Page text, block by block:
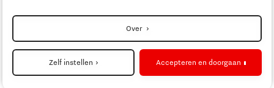
Over
Zelf instellen Accepteren en doorgaan
Strategie & Organisatie
Privacyverklaring
Cookieinstellingen
Meld je aan voor de nieuwsbrief!